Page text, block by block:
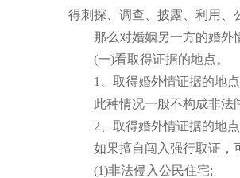
得刺探、调查、披露、利用、
那么对婚姻另一方的婚外情
(一)看取得证据的地点。
1、取得婚外情证据的地点
此种情况一般不构成非法闯
2、取得婚外情证据的地点
如果擅自闯入强行取证，
(1)非法侵入公民住宅;